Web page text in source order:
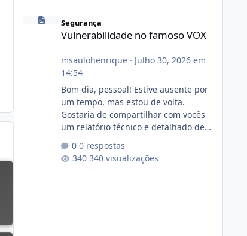
Vulnerabilidade no famoso VOX
Segurança
Vulnerabilidade no famoso VOX
msaulohenrique· Julho 30, 2026 em
14:54
Bom dia, pessoal! Estive ausente por
um tempo, mas estou de volta.
Gostaria de compartilhar com vocês
um relatório técnico e detalhado de
conformidade referente
ao VOXPANEL (versão atualmente em
0 respostas
340 visualizações